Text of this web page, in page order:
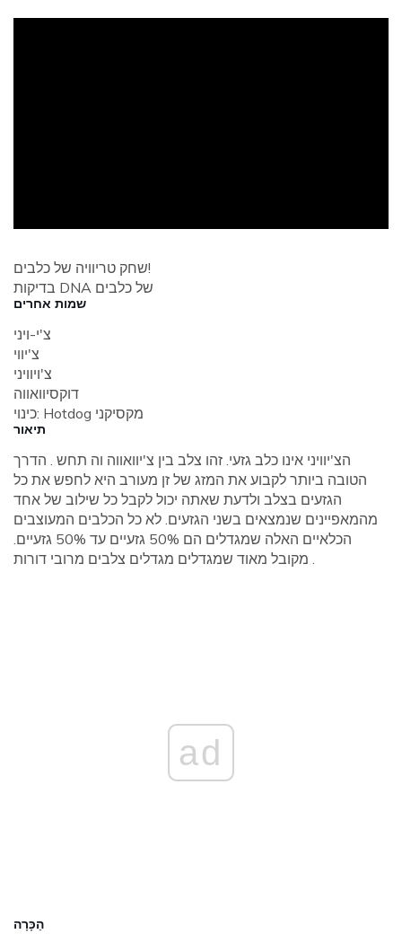
שחק טריוויה של כלבים!
בדיקות DNA של כלבים
שמות אחרים
צ'י-ויני
צ'יווי
צ'ויוויני
דוקסיוואווה
כינוי: Hotdog מקסיקני
תיאור
הצ'יוויני אינו כלב גזעי. זהו צלב בין צ'יוואווה וה תחש . הדרך
הטובה ביותר לקבוע את המזג של זן מעורב היא לחפש את כל
הגזעים בצלב ולדעת שאתה יכול לקבל כל שילוב של אחד
מהמאפיינים שנמצאים בשני הגזעים. לא כל הכלבים המעוצבים
הכלאיים האלה שמגדלים הם 50% גזעיים עד 50% גזעיים.
מקובל מאוד שמגדלים מגדלים צלבים מרובי דורות .
ad
הַכָּרָה